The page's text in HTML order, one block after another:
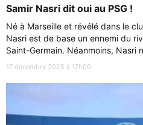
Samir Nasri dit oui au PSG !
Né à Marseille et révélé dans le
Nasri est de base un ennemi du
Saint-Germain. Néanmoins, Nasri
17 décembre 2025 à 17h00